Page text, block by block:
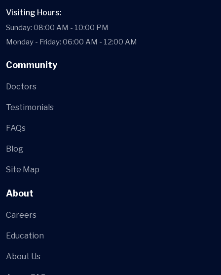
Visiting Hours:
Sunday: 08:00 AM - 10:00 PM
Monday - Friday: 06:00 AM - 12:00 AM
Community
Doctors
Testimonials
FAQs
Blog
Site Map
About
Careers
Education
About Us